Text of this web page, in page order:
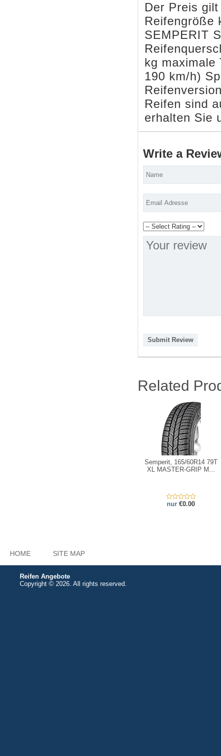
Der Preis
Reifengröße
SEMPERIT
kg maximale
190 km/h)
Reifen sind
erhalten Sie
Write a
Submit Review
Related
Semperit, 165/60R14 79T
XL MASTER-GRIP M...
nur €0.00
HOME SITE MAP
Reifen Angebote
Copyright © 2026. All rights reserved.